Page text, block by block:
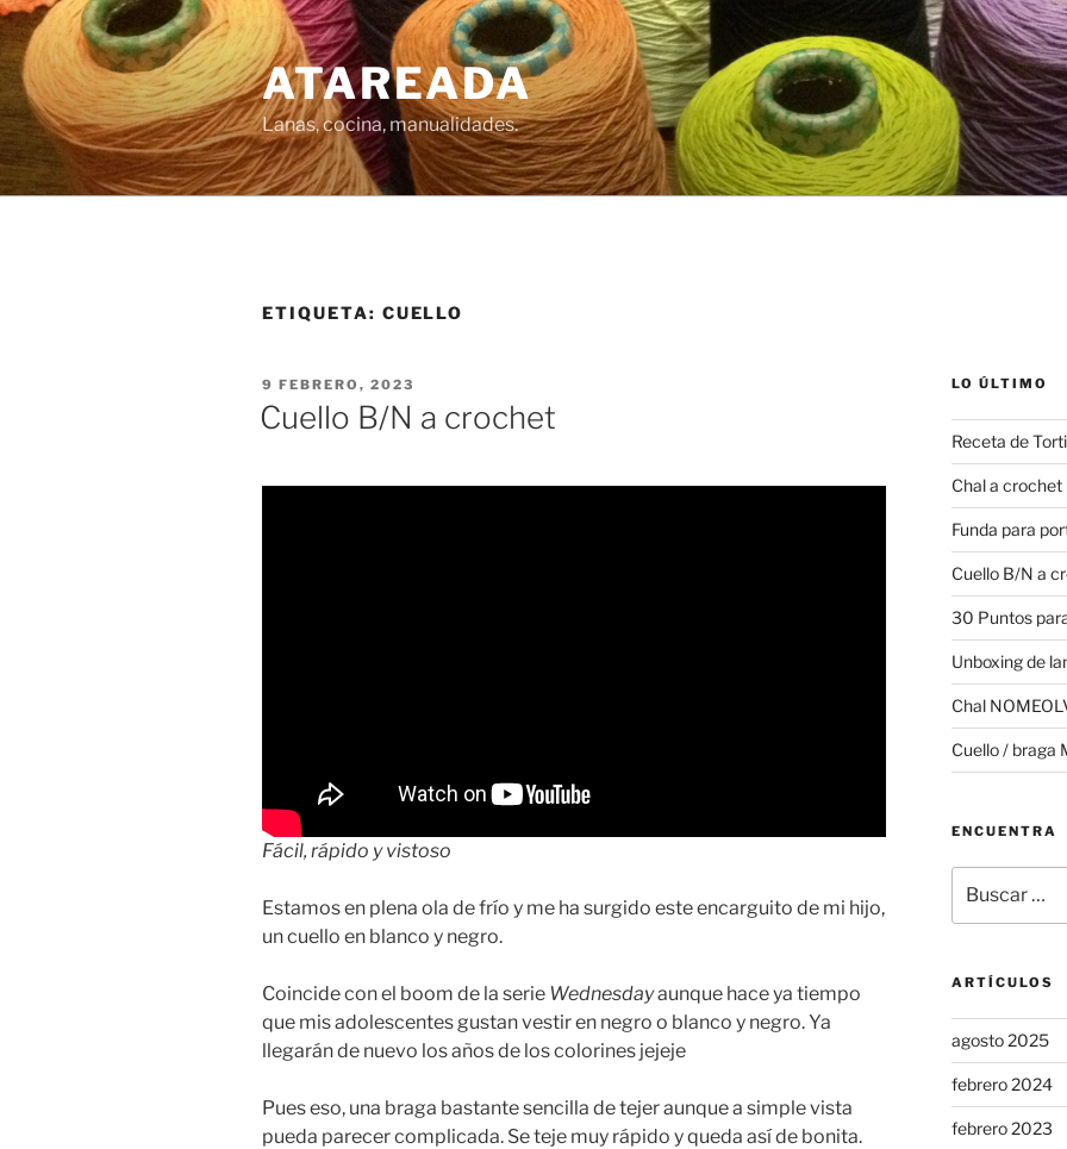
Saltar
al
contenido
ATAREADA
Lanas, cocina, manualidades.
ETIQUETA: CUELLO
PUBLICADO
EL
9 FEBRERO, 2023
Cuello B/N a crochet
Fácil, rápido y vistoso
Estamos en plena ola de frío y me ha surgido este encarguito de mi hijo,
un cuello en blanco y negro.
Coincide con el boom de la serie Wednesdayaunque hace ya tiempo
que mis adolescentes gustan vestir en negro o blanco y negro. Ya
llegarán de nuevo los años de los colorines jejeje
Pues eso, una braga bastante sencilla de tejer aunque a simple vista
pueda parecer complicada. Se teje muy rápido y queda así de bonita.
LO ÚLTIMO
Receta de
Chal a
Funda para
Cuello B/N a
30 Puntos
Unboxing de
Chal
Cuello / braga
ENCUENTRA
por:
ARTÍCULOS
agosto 2025
febrero 2024
febrero 2023